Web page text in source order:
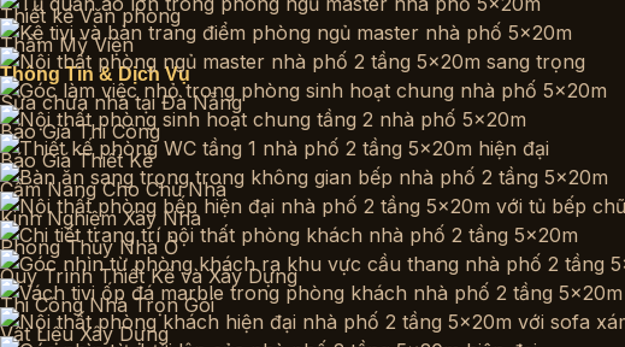
Thiết kế Văn phòng
Thẩm Mỹ Viện
Thông Tin & Dịch Vụ
Sửa chữa nhà tại Đà Nẵng
Báo Giá Thi Công
Báo Giá Thiết Kế
Cẩm Nang Cho Chủ Nhà
Kinh Nghiệm Xây Nhà
Phong Thủy Nhà Ở
Quy Trình Thiết Kế và Xây Dựng
Thi Công Nhà Trọn Gói
Vật Liệu Xây Dựng